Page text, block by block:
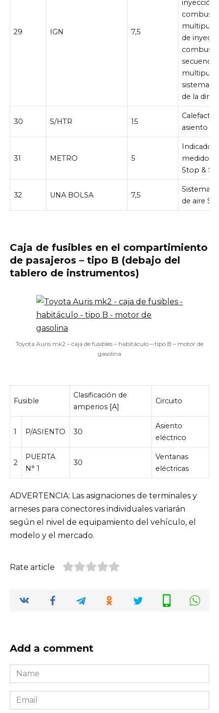
29 IGN 7,5
inyección
de
secuencial
sistema
de la
30 S/HTR 15
asiento
31 METRO 5
Stop &
32 UNA BOLSA 7,5
Sistema
de aire
Caja de fusibles en el compartimiento
de pasajeros – tipo B (debajo del
tablero de instrumentos)
Toyota Auris mk2 – caja de fusibles – habitáculo – tipo B – motor de
gasolina
Fusible
Clasificación de
amperios [A]
Circuito
1 P/ASIENTO 30
Asiento
eléctrico
2
PUERTA
N° 1
30
Ventanas
eléctricas
ADVERTENCIA: Las asignaciones de terminales y
arneses para conectores individuales variarán
según el nivel de equipamiento del vehículo, el
modelo y el mercado.
Rate article
Add a comment
Name
*
Email
*